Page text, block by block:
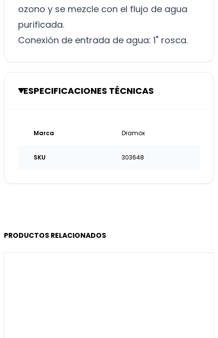
ozono y se mezcle con el flujo de agua
purificada.
Conexión de entrada de agua: 1" rosca.
ESPECIFICACIONES TÉCNICAS
Marca Dramox
SKU 303648
PRODUCTOS RELACIONADOS